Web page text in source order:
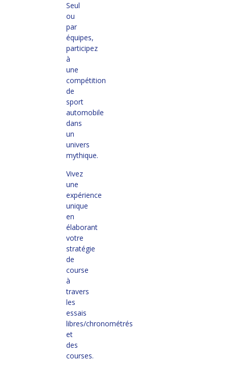
Seul
ou
par
équipes,
participez
à
une
compétition
de
sport
automobile
dans
un
univers
mythique.
Vivez
une
expérience
unique
en
élaborant
votre
stratégie
de
course
à
travers
les
essais
libres/chronométrés
et
des
courses.